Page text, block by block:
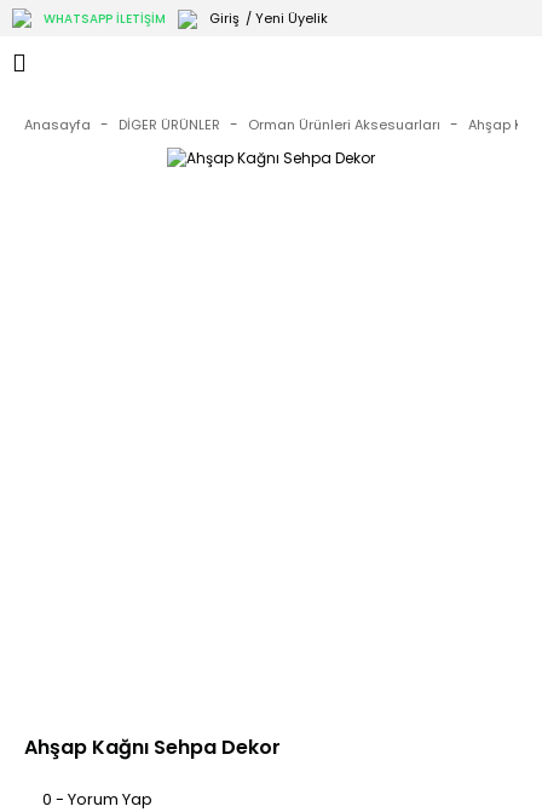
WHATSAPP İLETİŞİM Giriş / Yeni Üyelik
Anasayfa DİGER ÜRÜNLER Orman Ürünleri Aksesuarları Ahşap
Ahşap Kağnı Sehpa Dekor
0 - Yorum Yap